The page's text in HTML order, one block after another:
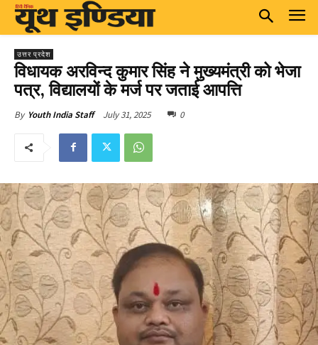
उत्तर प्रदेश
विधायक अरविन्द कुमार सिंह ने मुख्यमंत्री को भेजा
पत्र, विद्यालयों के मर्ज पर जताई आपत्ति
By Youth India Staff July 31, 2025 0